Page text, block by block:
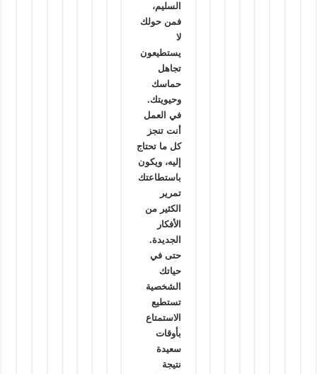
السليم،
فمن حولك
لا
يستطيعون
تجاهل
حماسك
وحيويتك.
في العمل
أنت تنجز
كل ما تحتاج
إليه، ويكون
باستطاعتك
تمرير
الكثير من
الأفكار
الجديدة.
حتى في
حياتك
الشخصية
تستطيع
الاستمتاع
بأوقات
سعيدة
نتيجة